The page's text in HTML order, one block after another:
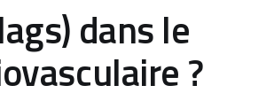
dans le
?